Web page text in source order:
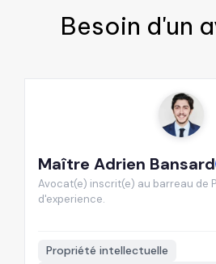
Besoin d'un
Maître Adrien Bansard
Avocat(e) inscrit(e) au barreau de
d'experience.
Propriété intellectuelle